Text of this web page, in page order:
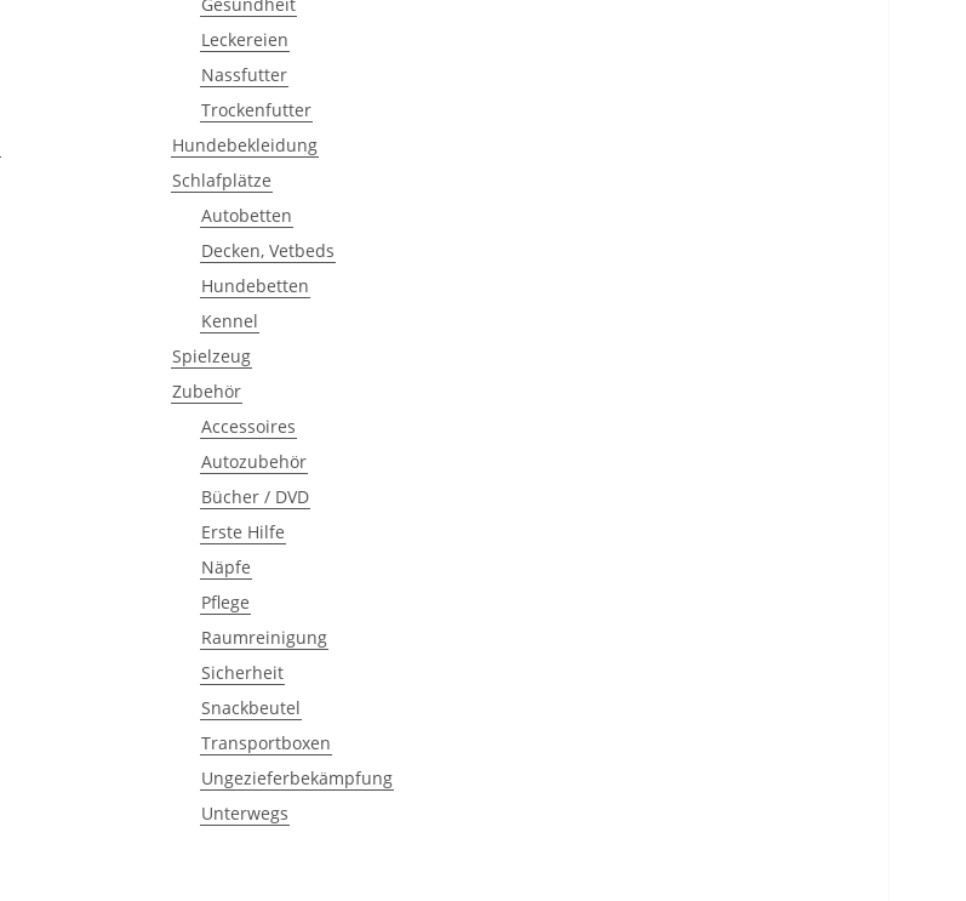
Leckereien
Nassfutter
Trockenfutter
Hundebekleidung
Schlafplätze
Autobetten
Decken, Vetbeds
Hundebetten
Kennel
Spielzeug
Zubehör
Accessoires
Autozubehör
Bücher / DVD
Erste Hilfe
Näpfe
Pflege
Raumreinigung
Sicherheit
Snackbeutel
Transportboxen
Ungezieferbekämpfung
Unterwegs